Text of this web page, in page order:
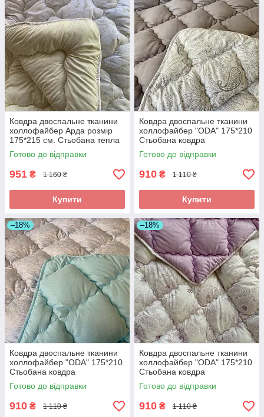
Ковдра двоспальне тканини
холлофайбер Арда розмір
175*215 см. Стьобана тепла
ковдра
Готово до відправки
951 ₴ 1 160 ₴
Купити
Ковдра двоспальне тканини
холлофайбер "ODA" 175*210
Стьобана ковдра
Готово до відправки
910 ₴ 1 110 ₴
Купити
–18%
Ковдра двоспальне тканини
холлофайбер "ODA" 175*210
Стьобана ковдра
Готово до відправки
910 ₴ 1 110 ₴
–18%
Ковдра двоспальне тканини
холлофайбер "ODA" 175*210
Стьобана ковдра
Готово до відправки
910 ₴ 1 110 ₴